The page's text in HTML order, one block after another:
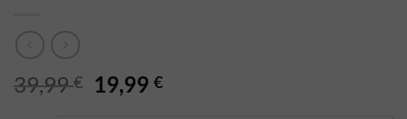
39,99€ El precio original era: 39,99 €.
19,99€El precio actual es: